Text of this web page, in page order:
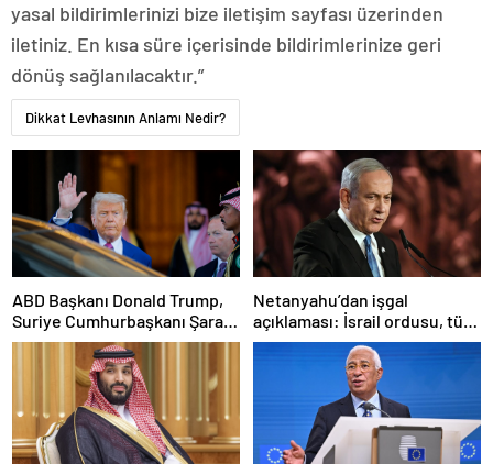
yasal bildirimlerinizi bize iletişim sayfası üzerinden
iletiniz. En kısa süre içerisinde bildirimlerinize geri
dönüş sağlanılacaktır.”
Dikkat Levhasının Anlamı Nedir?
ABD Başkanı Donald Trump,
Suriye Cumhurbaşkanı Şara
ile görüşecek
Netanyahu’dan işgal
açıklaması: İsrail ordusu, tüm
gücüyle Gazze’ye girecek